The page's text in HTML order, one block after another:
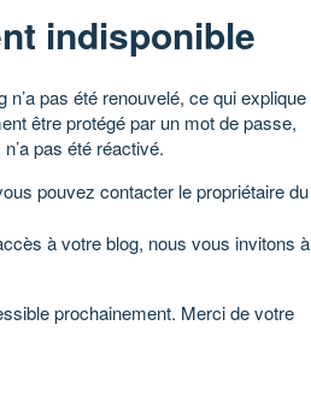
indisponible
pas été renouvelé, ce qui explique
être protégé par un mot de passe,
pas été réactivé.
pouvez contacter le propriétaire du
à votre blog, nous vous invitons à
prochainement. Merci de votre